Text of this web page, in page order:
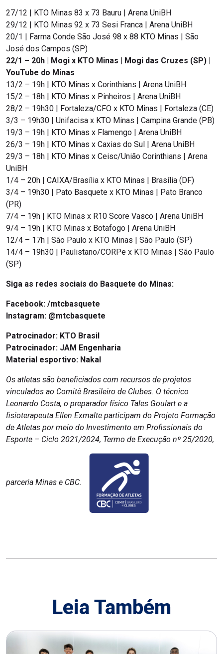
27/12 | KTO Minas 83 x 73 Bauru | Arena UniBH
29/12 | KTO Minas 92 x 73 Sesi Franca | Arena UniBH
20/1 | Farma Conde São José 98 x 88 KTO Minas | São
José dos Campos (SP)
22/1 – 20h | Mogi x KTO Minas | Mogi das Cruzes (SP) |
YouTube do Minas
13/2 – 19h | KTO Minas x Corinthians | Arena UniBH
15/2 – 18h | KTO Minas x Pinheiros | Arena UniBH
28/2 – 19h30 | Fortaleza/CFO x KTO Minas | Fortaleza (CE)
3/3 – 19h30 | Unifacisa x KTO Minas | Campina Grande (PB)
19/3 – 19h | KTO Minas x Flamengo | Arena UniBH
26/3 – 19h | KTO Minas x Caxias do Sul | Arena UniBH
29/3 – 18h | KTO Minas x Ceisc/União Corinthians | Arena
UniBH
1/4 – 20h | CAIXA/Brasília x KTO Minas | Brasília (DF)
3/4 – 19h30 | Pato Basquete x KTO Minas | Pato Branco
(PR)
7/4 – 19h | KTO Minas x R10 Score Vasco | Arena UniBH
9/4 – 19h | KTO Minas x Botafogo | Arena UniBH
12/4 – 17h | São Paulo x KTO Minas | São Paulo (SP)
14/4 – 19h30 | Paulistano/CORPe x KTO Minas | São Paulo
(SP)
Siga as redes sociais do Basquete do Minas:
Facebook: /mtcbasquete
Instagram: @mtcbasquete
Patrocinador: KTO Brasil
Patrocinador: JAM Engenharia
Material esportivo: Nakal
Os atletas são beneficiados com recursos de projetos
vinculados ao Comitê Brasileiro de Clubes. O técnico
Leonardo Costa, o preparador físico Tales Goulart e a
fisioterapeuta Ellen Exmalte participam do Projeto Formação
de Atletas por meio do Investimento em Profissionais do
Esporte – Ciclo 2021/2024, Termo de Execução nº 25/2020,
parceria Minas e CBC.
Leia Também